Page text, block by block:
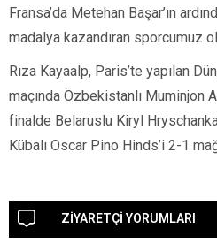
Fransa’da Metehan Başar’ın
madalya kazandıran sporcumuz
Rıza Kayaalp, Paris’te yapılan
maçında Özbekistanlı Muminjon
finalde Belaruslu Kiryl
Kübalı Oscar Pino Hinds’i 2-1
ZİYARETÇİ YORUMLARI